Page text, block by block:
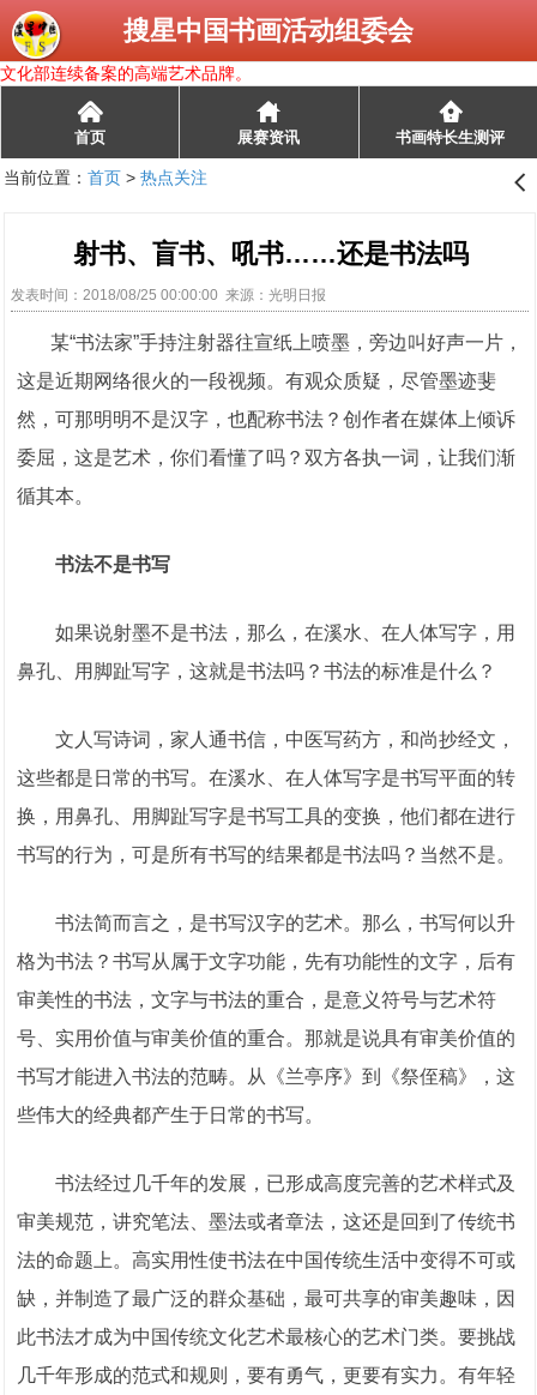
搜星中国书画活动组委会
文化部连续备案的高端艺术品牌。
󰄫
首页 展赛资讯 书画特长生测评
当前位置： 首页> 热点关注 󰊒
射书、盲书、吼书……还是书法吗
发表时间：2018/08/25 00:00:00 来源：光明日报
某“书法家”手持注射器往宣纸上喷墨，旁边叫好声一片，
这是近期网络很火的一段视频。有观众质疑，尽管墨迹斐
然，可那明明不是汉字，也配称书法？创作者在媒体上倾诉
委屈，这是艺术，你们看懂了吗？双方各执一词，让我们渐
循其本。
书法不是书写
如果说射墨不是书法，那么，在溪水、在人体写字，用
鼻孔、用脚趾写字，这就是书法吗？书法的标准是什么？
文人写诗词，家人通书信，中医写药方，和尚抄经文，
这些都是日常的书写。在溪水、在人体写字是书写平面的转
换，用鼻孔、用脚趾写字是书写工具的变换，他们都在进行
书写的行为，可是所有书写的结果都是书法吗？当然不是。
书法简而言之，是书写汉字的艺术。那么，书写何以升
格为书法？书写从属于文字功能，先有功能性的文字，后有
审美性的书法，文字与书法的重合，是意义符号与艺术符
号、实用价值与审美价值的重合。那就是说具有审美价值的
书写才能进入书法的范畴。从《兰亭序》到《祭侄稿》，这
些伟大的经典都产生于日常的书写。
书法经过几千年的发展，已形成高度完善的艺术样式及
审美规范，讲究笔法、墨法或者章法，这还是回到了传统书
法的命题上。高实用性使书法在中国传统生活中变得不可或
缺，并制造了最广泛的群众基础，最可共享的审美趣味，因
此书法才成为中国传统文化艺术最核心的艺术门类。要挑战
几千年形成的范式和规则，要有勇气，更要有实力。有年轻